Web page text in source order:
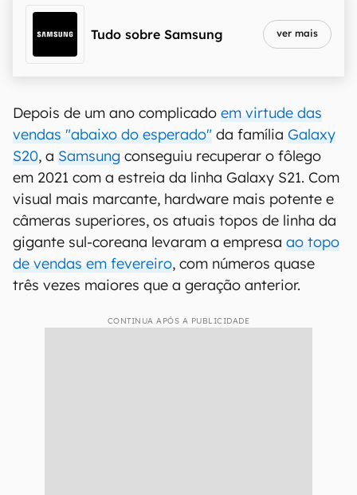
Tudo sobre Samsung ver mais
Depois de um ano complicado em virtude das
vendas "abaixo do esperado" da família Galaxy
S20, a Samsung conseguiu recuperar o fôlego
em 2021 com a estreia da linha Galaxy S21. Com
visual mais marcante, hardware mais potente e
câmeras superiores, os atuais topos de linha da
gigante sul-coreana levaram a empresa ao topo
de vendas em fevereiro, com números quase
três vezes maiores que a geração anterior.
CONTINUA APÓS A PUBLICIDADE